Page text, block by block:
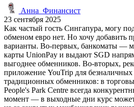
Анна_Финансист
23 сентября 2025
Как частый гость Сингапура, могу
обменом евро нет. Но хочу добавить
варианты. Во-первых, банкоматы —
карты UnionPay и выдают SGD
выгоднее обменников. Во-вторых,
приложение YouTrip для безналичных
традиционных обменников: в
People's Park Centre всегда
момент — в выходные дни курс